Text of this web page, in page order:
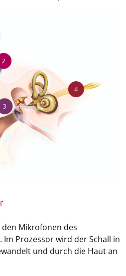
Mikrofonen des
Prozessor wird der Schall in
und durch die Haut an